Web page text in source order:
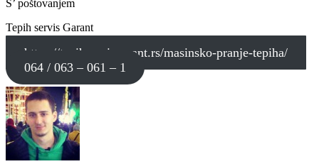
S’ poštovanjem
Tepih servis Garant
https://tepihservisgarant.rs/masinsko-pranje-tepiha/
064 / 063 – 061 – 1